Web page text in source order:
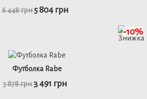
46 48 50 52
6 448 грн5 804 грн
Футболка Rabe
3 878 грн 3 491 грн
-10%